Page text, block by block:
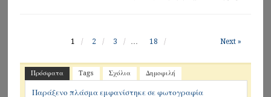
1 2 3 … 18 Next »
Πρόσφατα Tags Σχόλια Δημοφιλή
Παράξενο πλάσμα εμφανίστηκε σε φωτογραφία